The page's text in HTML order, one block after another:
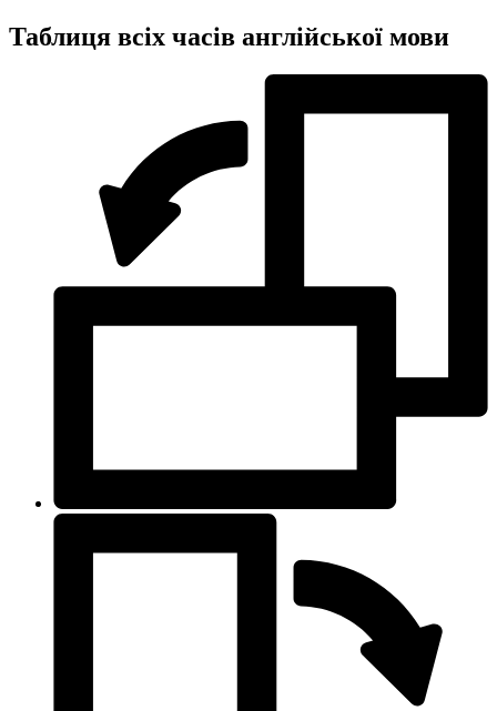
Таблиця всіх часів англійської мови